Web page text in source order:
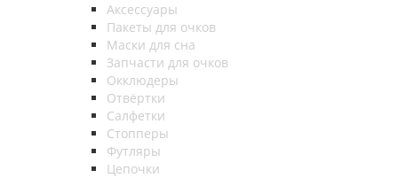
Аксессуары
Пакеты для очков
Маски для сна
Запчасти для очков
Окклюдеры
Отвёртки
Салфетки
Стопперы
Футляры
Цепочки